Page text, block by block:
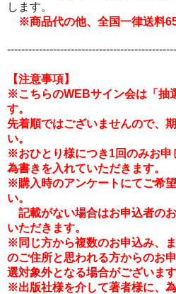
します。
※商品代の他、全国一律送料
【注意事項】
※こちらのWEBサイン会は「抽
す。
先着順ではございませんので、
い。
※おひとり様につき1回のみお申
為書きを入れていただきます。
※購入時のアンケートにてご希
い。
記載がない場合はお申込者の
いただきます。
※同じ方から複数のお申込み、
のご住所と思われる方からのお
選対象外となる場合がございます
※出版社様を介して著者様に、